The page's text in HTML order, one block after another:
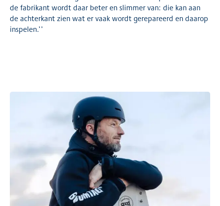
de fabrikant wordt daar beter en slimmer van: die kan aan
de achterkant zien wat er vaak wordt gerepareerd en daarop
inspelen.’’